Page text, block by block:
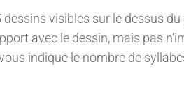
visibles sur le dessus du
avec le dessin, mais pas
indique le nombre de